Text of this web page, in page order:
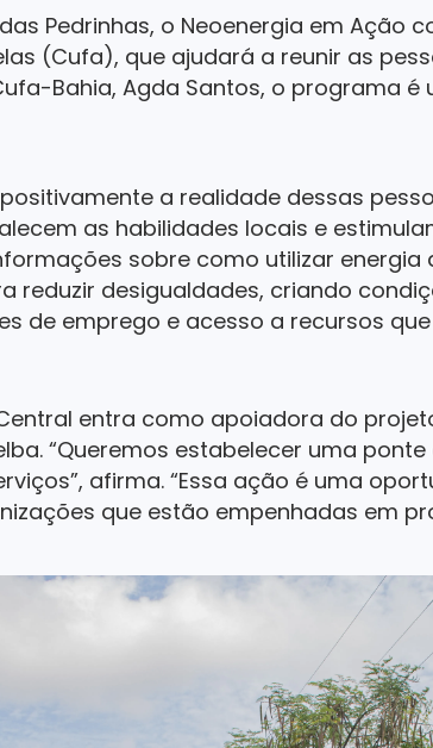
Pedrinhas, o Neoenergia em Ação
(Cufa), que ajudará a reunir as
Bahia, Agda Santos, o programa é
a realidade dessas
as habilidades locais e
sobre como utilizar energia
reduzir desigualdades, criando
de emprego e acesso a recursos
entra como apoiadora do
“Queremos estabelecer uma
afirma. “Essa ação é uma
que estão empenhadas em